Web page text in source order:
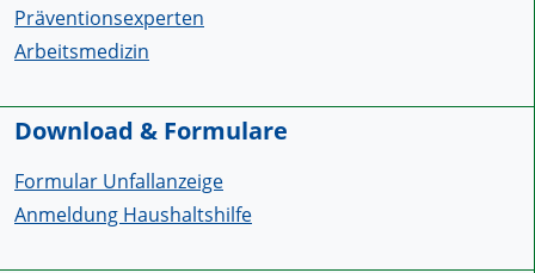
Präventionsexperten
Arbeitsmedizin
Download & Formulare
Formular Unfallanzeige
Anmeldung Haushaltshilfe